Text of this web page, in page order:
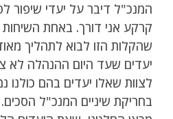
המנכ"ל דיבר על יעדי שיפור
קרקע אני דורך. באחת השיחות
שהקלות הזו לבוא לתהליך
יעדים שעד היום ההנהלה לא
לצוות שאלו יעדים בהם כולנו
בחריקת שיניים המנכ"ל הסכים.